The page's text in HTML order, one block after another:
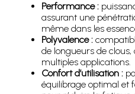
Performance :
assurant une
même dans les
Polyvalence :
de longueurs de
multiples applications.
Confort d’utilisation :
équilibrage optimal et